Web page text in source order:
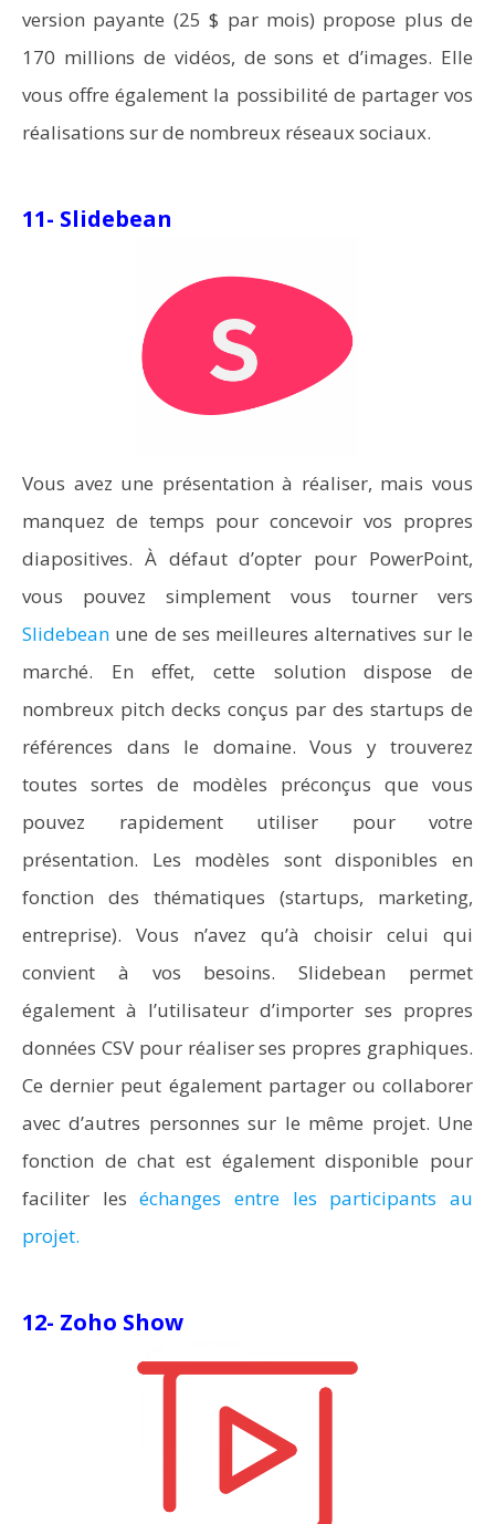
version payante (25 $ par mois) propose plus de
170 millions de vidéos, de sons et d’images. Elle
vous offre également la possibilité de partager vos
réalisations sur de nombreux réseaux sociaux.
11- Slidebean
Vous avez une présentation à réaliser, mais vous
manquez de temps pour concevoir vos propres
diapositives. À défaut d’opter pour PowerPoint,
vous pouvez simplement vous tourner vers
Slidebean une de ses meilleures alternatives sur le
marché. En effet, cette solution dispose de
nombreux pitch decks conçus par des startups de
références dans le domaine. Vous y trouverez
toutes sortes de modèles préconçus que vous
pouvez rapidement utiliser pour votre
présentation. Les modèles sont disponibles en
fonction des thématiques (startups, marketing,
entreprise). Vous n’avez qu’à choisir celui qui
convient à vos besoins. Slidebean permet
également à l’utilisateur d’importer ses propres
données CSV pour réaliser ses propres graphiques.
Ce dernier peut également partager ou collaborer
avec d’autres personnes sur le même projet. Une
fonction de chat est également disponible pour
faciliter leséchanges entre les participants au
projet.
12- Zoho Show